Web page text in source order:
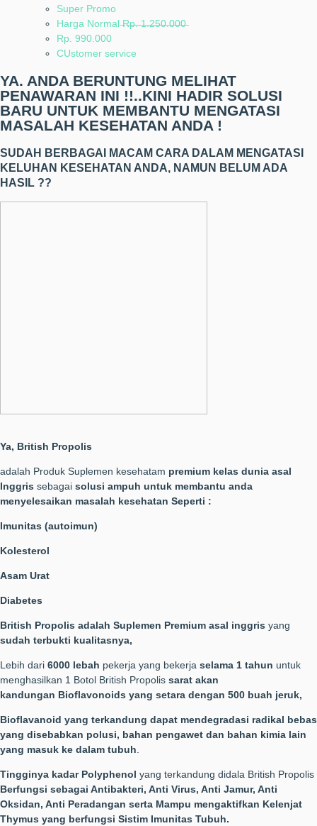
Super Promo
Harga Normal ̶R̶p̶.̶ ̶1̶.̶2̶5̶0̶.̶0̶0̶0̶
Rp. 990.000
CUstomer service
YA. ANDA BERUNTUNG MELIHAT
PENAWARAN INI !!..KINI HADIR SOLUSI
BARU UNTUK MEMBANTU MENGATASI
MASALAH KESEHATAN ANDA !
SUDAH BERBAGAI MACAM CARA DALAM MENGATASI
KELUHAN KESEHATAN ANDA, NAMUN BELUM ADA
HASIL ??
Ya, British Propolis
adalah Produk Suplemen kesehatam premium kelas dunia asal
Inggris sebagai solusi ampuh untuk membantu anda
menyelesaikan masalah kesehatan Seperti :
Imunitas (autoimun)
Kolesterol
Asam Urat
Diabetes
British Propolis adalah Suplemen Premium asal inggris yang
sudah terbukti kualitasnya,
Lebih dari 6000 lebah pekerja yang bekerja selama 1 tahun untuk
menghasilkan 1 Botol British Propolis sarat akan
kandungan Bioflavonoids yang setara dengan 500 buah jeruk,
Bioflavanoid yang terkandung dapat mendegradasi radikal bebas
yang disebabkan polusi, bahan pengawet dan bahan kimia lain
yang masuk ke dalam tubuh
Tingginya kadar Polyphenol yang terkandung didala British Propolis
Berfungsi sebagai Antibakteri, Anti Virus, Anti Jamur, Anti
Oksidan, Anti Peradangan serta Mampu mengaktifkan Kelenjat
Thymus yang berfungsi Sistim Imunitas Tubuh.